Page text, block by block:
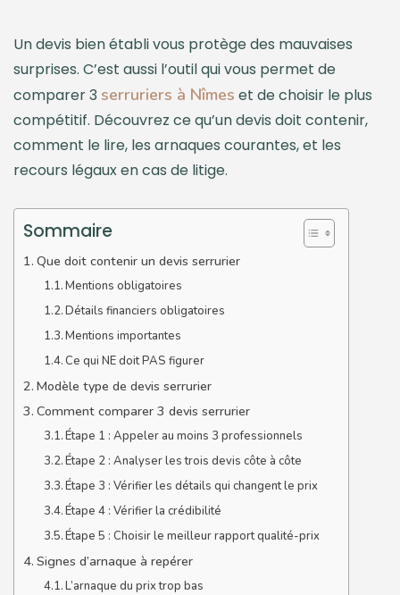
Un devis bien établi vous protège des mauvaises
surprises. C’est aussi l’outil qui vous permet de
comparer 3 serruriers à Nîmes et de choisir le plus
compétitif. Découvrez ce qu’un devis doit contenir,
comment le lire, les arnaques courantes, et les
recours légaux en cas de litige.
Sommaire
Que doit contenir un devis serrurier
Mentions obligatoires
Détails financiers obligatoires
Mentions importantes
Ce qui NE doit PAS figurer
Modèle type de devis serrurier
Comment comparer 3 devis serrurier
Étape 1 : Appeler au moins 3 professionnels
Étape 2 : Analyser les trois devis côte à côte
Étape 3 : Vérifier les détails qui changent le prix
Étape 4 : Vérifier la crédibilité
Étape 5 : Choisir le meilleur rapport qualité-prix
Signes d’arnaque à repérer
L’arnaque du prix trop bas